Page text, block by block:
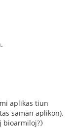
aplikas tiun
saman aplikon).
》